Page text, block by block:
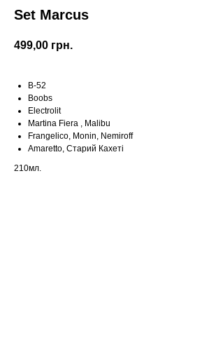
Set Marcus
499,00 грн.
B-52
Boobs
Electrolit
Martina Fiera , Malibu
Frangelico, Monin, Nemiroff
Amaretto, Старий Кахеті
210мл.